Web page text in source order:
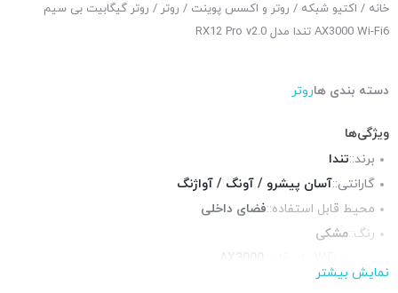
خانه / اکتیو شبکه / روتر و اکسس پوینت / روتر / روتر گیگابیت بی سیم
AX3000 Wi-Fi6 تندا مدل RX12 Pro v2.0
دسته بندی هاروتر
ویژگی‌ها
برند::تندا
گارانتی::آسان پیشرو / آونگ / آواژنگ
محیط قابل استفاده::فضای داخلی
رنگ::مشکی
AX3000
فرکانس::
دوبانده (2.4 و 5 گیگاهرتز)
نمایش بیشتر